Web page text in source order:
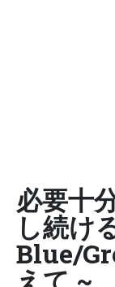
必要十
し続け
Blue/
えて ~